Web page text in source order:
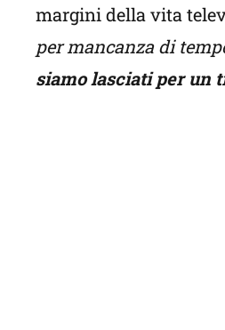
margini della vita
per mancanza di
siamo lasciati per un